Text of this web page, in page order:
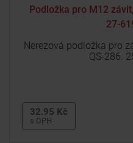
Podložka pro M12
27-
Nerezová podložka pro
QS-286.
32.95 Kč
s DPH